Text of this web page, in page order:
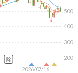
2026/07/16
200
300
400
500
除